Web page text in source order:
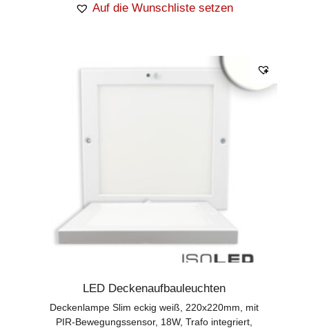
Auf die Wunschliste setzen
LED Deckenaufbauleuchten
Deckenlampe Slim eckig weiß, 220x220mm, mit
PIR-Bewegungssensor, 18W, Trafo integriert,